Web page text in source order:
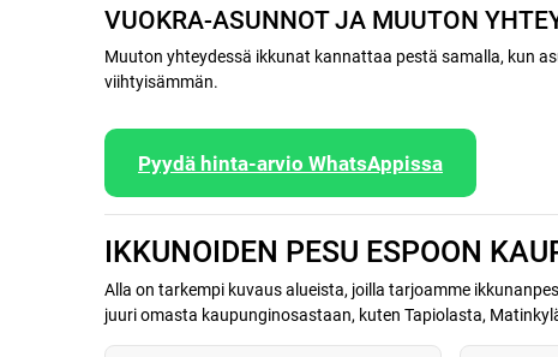
VUOKRA-ASUNNOT JA MUUTON
Muuton yhteydessä ikkunat kannattaa pestä samalla, kun
viihtyisämmän.
Pyydä hinta-arvio WhatsAppissa
IKKUNOIDEN PESU ESPOON
Alla on tarkempi kuvaus alueista, joilla tarjoamme
juuri omasta kaupunginosastaan, kuten Tapiolasta,